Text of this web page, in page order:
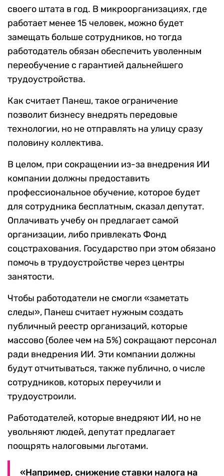
своего штата в год. В микроорганизациях, где
работает менее 15 человек, можно будет
замещать больше сотрудников, но тогда
работодатель обязан обеспечить уволенным
переобучение с гарантией дальнейшего
трудоустройства.
Как считает Панеш, такое ограничение
позволит бизнесу внедрять передовые
технологии, но не отправлять на улицу сразу
половину коллектива.
В целом, при сокращении из-за внедрения ИИ
компании должны предоставить
профессиональное обучение, которое будет
для сотрудника бесплатным, сказал депутат.
Оплачивать учебу он предлагает самой
организации, либо привлекать Фонд
соцстрахования. Государство при этом обязано
помочь в трудоустройстве через центры
занятости.
Чтобы работодатели не смогли «заметать
следы», Панеш считает нужным создать
публичный реестр организаций, которые
массово (более чем на 5%) сокращают персонал
ради внедрения ИИ. Эти компании должны
будут отчитываться, также публично, о числе
сотрудников, которых переучили и
трудоустроили.
Работодателей, которые внедряют ИИ, но не
увольняют людей, депутат предлагает
поощрять налоговыми льготами.
«Например, снижение ставки налога на